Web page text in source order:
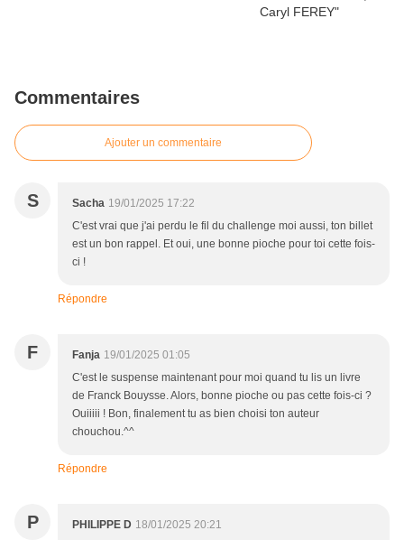
Commentaires
Ajouter un commentaire
S Sacha 19/01/2025 17:22
C'est vrai que j'ai perdu le fil du challenge moi aussi, ton billet
est un bon rappel. Et oui, une bonne pioche pour toi cette fois-
ci !
Répondre
F Fanja 19/01/2025 01:05
C'est le suspense maintenant pour moi quand tu lis un livre
de Franck Bouysse. Alors, bonne pioche ou pas cette fois-ci ?
Ouiiiii ! Bon, finalement tu as bien choisi ton auteur
chouchou.^^
Répondre
P PHILIPPE D 18/01/2025 20:21